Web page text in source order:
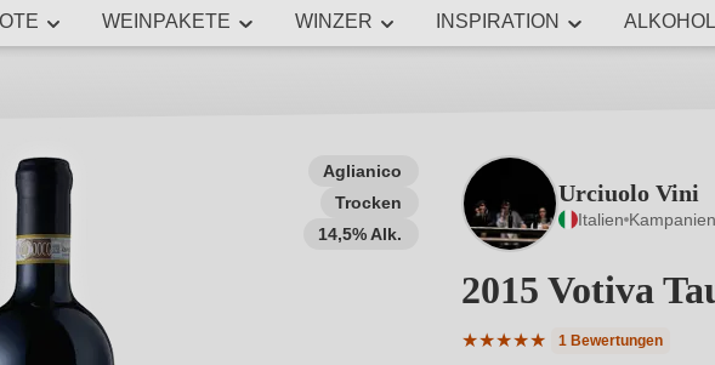
WEINPAKETE WINZER INSPIRATION
Aglianico
Trocken
14,5% Alk.
Urciuolo Vini
Italien Kampanien
2015 Votiva
★★★★★
Durchschnittliche Bewertung
1 Bewertungen
Weinsuche
Mindestens 3 Zeichen eingeben
Beschreiben Sie, welchen Wein Sie suchen – ob nach Geschmack, Anlass,
Rebsorte, Region, Winzer oder anderen Kriterien.